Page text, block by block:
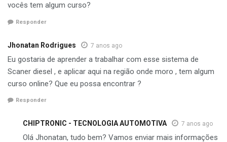
vocês tem algum curso?
Responder
Jhonatan Rodrigues 7 anos ago
Eu gostaria de aprender a trabalhar com esse sistema de
Scaner diesel , e aplicar aqui na região onde moro , tem algum
curso online? Que eu possa encontrar ?
Responder
CHIPTRONIC - TECNOLOGIA AUTOMOTIVA 7 anos ago
Olá Jhonatan, tudo bem? Vamos enviar mais informações